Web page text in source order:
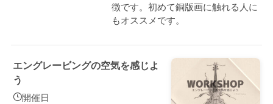
徴です。初めて銅版画に触れる人に
もオススメです。
エングレービングの空気を感じよ
う
開催日